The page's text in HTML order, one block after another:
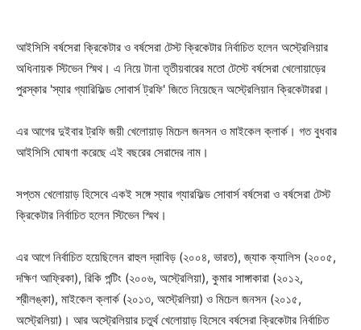
আইসিসি বর্ষসেরা ক্রিকেটার ও বর্ষসেরা টেস্ট ক্রিকেটার নির্বাচিত হলেন অস্ট্রেলিয়ার
অধিনায়ক স্টিভেন স্মিথ। এ নিয়ে টানা তৃতীয়বারের মতো টেস্টে বর্ষসেরা খেলোয়াড়ের
পুরস্কার 'স্যার গ্যারিফিল্ড সোবার্স ট্রফি' জিতে নিয়েছেন অস্ট্রেলিয়ান ক্রিকেটাররা।
এর আগের দুইবার ট্রফি জয়ী খেলোয়াড় মিচেল জনসন ও মাইকেল ক্লার্ক। গত বুধবার
আইসিসি ঘোষণা করেছে এই বছরের সেরাদের নাম।
সপ্তম খেলোয়াড় হিসেবে একই সঙ্গে স্যার গ্যারফিল্ড সোবার্স বর্ষসেরা ও বর্ষসেরা টেস্ট
ক্রিকেটার নির্বাচিত হলেন স্টিভেন স্মিথ।
এর আগে নির্বাচিত হয়েছিলেন রাহুল দ্রাবিড় (২০০৪, ভারত), জ্যাক ক্যালিস (২০০৫,
দক্ষিণ আফ্রিকা), রিকি পন্টিং (২০০৬, অস্ট্রেলিয়া), কুমার সাঙ্গাকারা (২০১২,
শ্রীলঙ্কা), মাইকেল ক্লার্ক (২০১৩, অস্ট্রেলিয়া) ও মিচেল জনসন (২০১৫,
অস্ট্রেলিয়া)। আর অস্ট্রেলিয়ার চতুর্থ খেলোয়াড় হিসেবে বর্ষসেরা ক্রিকেটার নির্বাচিত